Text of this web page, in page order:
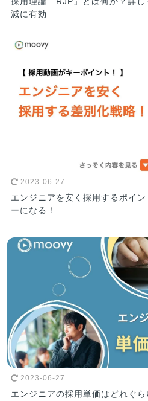
減に有効
2023-06-27
エンジニアを安く採用するポイ
ーになる！
2023-06-27
エンジニアの採用単価はどれぐ